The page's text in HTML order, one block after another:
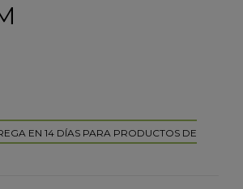
EN 14 DÍAS PARA PRODUCTOS DE